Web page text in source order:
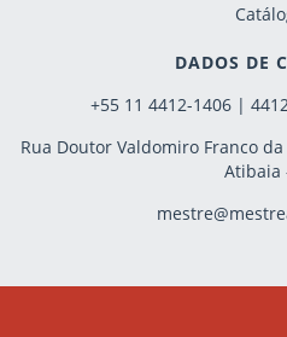
DADOS DE
+55 11 4412-1406 |
Rua Doutor Valdomiro Franco
Atibaia